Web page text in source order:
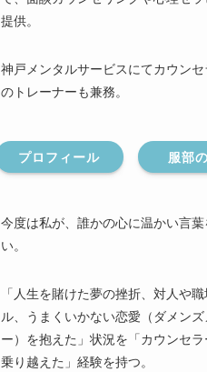
提供。
神戸メンタルサービスにてカウン
のトレーナーも兼務。
プロフィール 服部
今度は私が、誰かの心に温かい言葉
い。
「人生を賭けた夢の挫折、対人や
ル、うまくいかない恋愛（ダメンズ
ー）を抱えた」状況を「カウンセ
乗り越えた」経験を持つ。